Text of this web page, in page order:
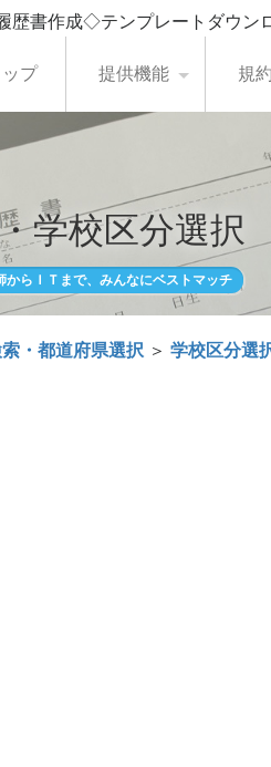
歴書作成◇テンプレートダウ
ップ 提供機能 規
学校区分選択
からＩＴまで、みんなにベストマッチ
・都道府県選択 ＞ 学校区分選